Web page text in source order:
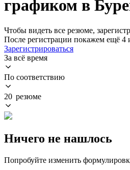
графиком в
Чтобы видеть все резюме,
После регистрации покажем ещё 4
Зарегистрироваться
За всё время
По соответствию
20 резюме
Ничего не нашлось
Попробуйте изменить